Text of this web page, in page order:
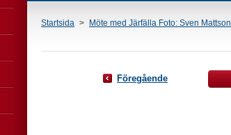
Startsida > Möte med Järfälla Foto: Sven Mattson
Föregående